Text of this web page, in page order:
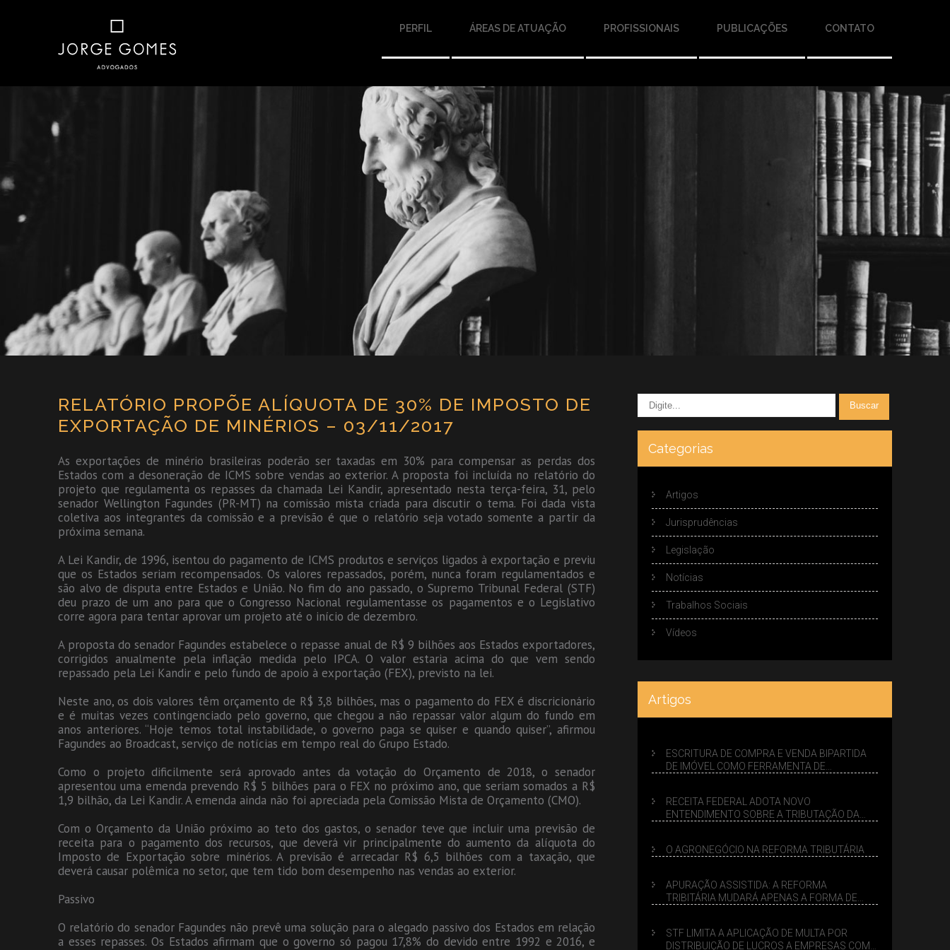
PERFIL ÁREAS DE ATUAÇÃO PROFISSIONAIS PUBLICAÇÕES CONTATO
RELATÓRIO PROPÕE ALÍQUOTA DE 30% DE IMPOSTO DE
EXPORTAÇÃO DE MINÉRIOS – 03/11/2017
As exportações de minério brasileiras poderão ser taxadas em 30% para compensar as perdas dos
Estados com a desoneração de ICMS sobre vendas ao exterior. A proposta foi incluída no relatório do
projeto que regulamenta os repasses da chamada Lei Kandir, apresentado nesta terça-feira, 31, pelo
senador Wellington Fagundes (PR-MT) na comissão mista criada para discutir o tema. Foi dada vista
coletiva aos integrantes da comissão e a previsão é que o relatório seja votado somente a partir da
próxima semana.
A Lei Kandir, de 1996, isentou do pagamento de ICMS produtos e serviços ligados à exportação e previu
que os Estados seriam recompensados. Os valores repassados, porém, nunca foram regulamentados e
são alvo de disputa entre Estados e União. No fim do ano passado, o Supremo Tribunal Federal (STF)
deu prazo de um ano para que o Congresso Nacional regulamentasse os pagamentos e o Legislativo
corre agora para tentar aprovar um projeto até o início de dezembro.
A proposta do senador Fagundes estabelece o repasse anual de R$ 9 bilhões aos Estados exportadores,
corrigidos anualmente pela inflação medida pelo IPCA. O valor estaria acima do que vem sendo
repassado pela Lei Kandir e pelo fundo de apoio à exportação (FEX), previsto na lei.
Neste ano, os dois valores têm orçamento de R$ 3,8 bilhões, mas o pagamento do FEX é discricionário
e é muitas vezes contingenciado pelo governo, que chegou a não repassar valor algum do fundo em
anos anteriores. “Hoje temos total instabilidade, o governo paga se quiser e quando quiser”, afirmou
Fagundes ao Broadcast, serviço de notícias em tempo real do Grupo Estado.
Como o projeto dificilmente será aprovado antes da votação do Orçamento de 2018, o senador
apresentou uma emenda prevendo R$ 5 bilhões para o FEX no próximo ano, que seriam somados a R$
1,9 bilhão, da Lei Kandir. A emenda ainda não foi apreciada pela Comissão Mista de Orçamento (CMO).
Com o Orçamento da União próximo ao teto dos gastos, o senador teve que incluir uma previsão de
receita para o pagamento dos recursos, que deverá vir principalmente do aumento da alíquota do
Imposto de Exportação sobre minérios. A previsão é arrecadar R$ 6,5 bilhões com a taxação, que
deverá causar polêmica no setor, que tem tido bom desempenho nas vendas ao exterior.
Passivo
O relatório do senador Fagundes não prevê uma solução para o alegado passivo dos Estados em relação
a esses repasses. Os Estados afirmam que o governo só pagou 17,8% do devido entre 1992 e 2016, e
Categorias
Artigos
Jurisprudências
Legislação
Notícias
Trabalhos Sociais
Vídeos
Artigos
ESCRITURA DE COMPRA E VENDA BIPARTIDA
DE IMÓVEL COMO FERRAMENTA DE
RECEITA FEDERAL ADOTA NOVO
ENTENDIMENTO SOBRE A TRIBUTAÇÃO DA
O AGRONEGÓCIO NA REFORMA TRIBUTÁRIA
APURAÇÃO ASSISTIDA: A REFORMA
TRIBITÁRIA MUDARÁ APENAS A FORMA DE
STF LIMITA A APLICAÇÃO DE MULTA POR
DISTRIBUIÇÃO DE LUCROS A EMPRESAS COM